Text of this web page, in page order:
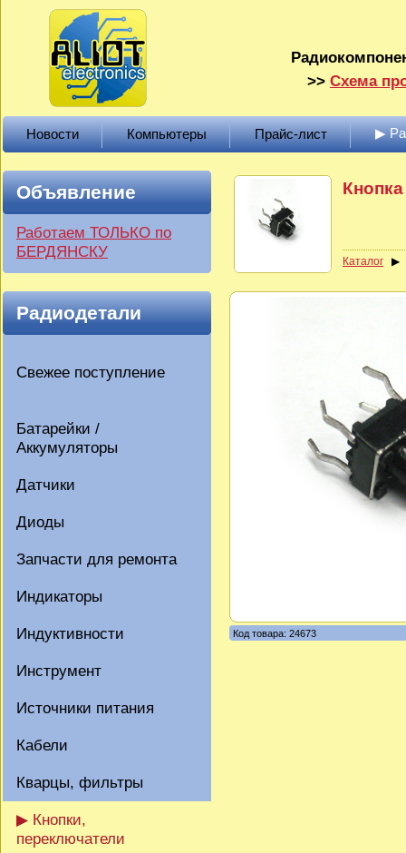
>> Схема
Новости Компьютеры Прайс-лист ▶
Объявление
Работаем ТОЛЬКО по
БЕРДЯНСКУ
Радиодетали
Свежее поступление
Батарейки /
Аккумуляторы
Датчики
Диоды
Запчасти для ремонта
Индикаторы
Индуктивности
Инструмент
Источники питания
Кабели
Кварцы, фильтры
▶ Кнопки,
переключатели
Каталог
Код товара: 24673